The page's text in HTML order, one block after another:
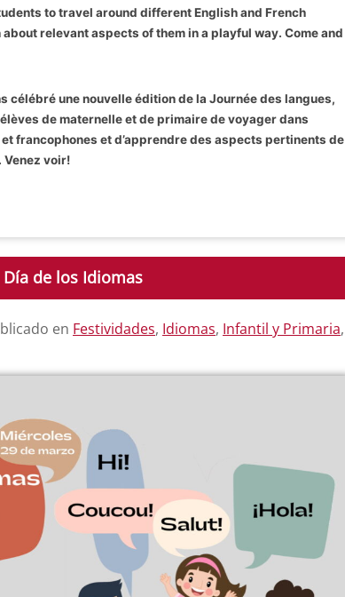
to travel around different English and French
relevant aspects of them in a playful way. Come and
célébré une nouvelle édition de la Journée des langues,
de maternelle et de primaire de voyager dans
francophones et d’apprendre des aspects pertinents de
Venez voir!
de los Idiomas
en Festividades, Idiomas, Infantil y Primaria,